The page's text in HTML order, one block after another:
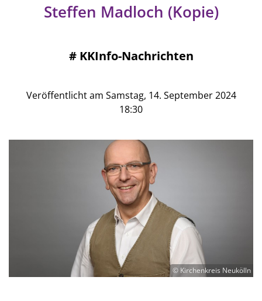
Steffen Madloch (Kopie)
# KKInfo-Nachrichten
Veröffentlicht am Samstag, 14. September 2024
18:30
© Kirchenkreis Neukölln